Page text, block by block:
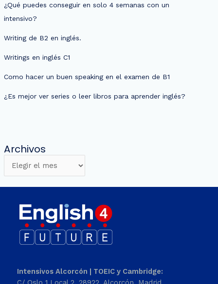
¿Qué puedes conseguir en solo 4 semanas con un
intensivo?
Writing de B2 en inglés.
Writings en inglés C1
Como hacer un buen speaking en el examen de B1
¿Es mejor ver series o leer libros para aprender inglés?
Archivos
Intensivos Alcorcón | TOEIC y Cambridge: